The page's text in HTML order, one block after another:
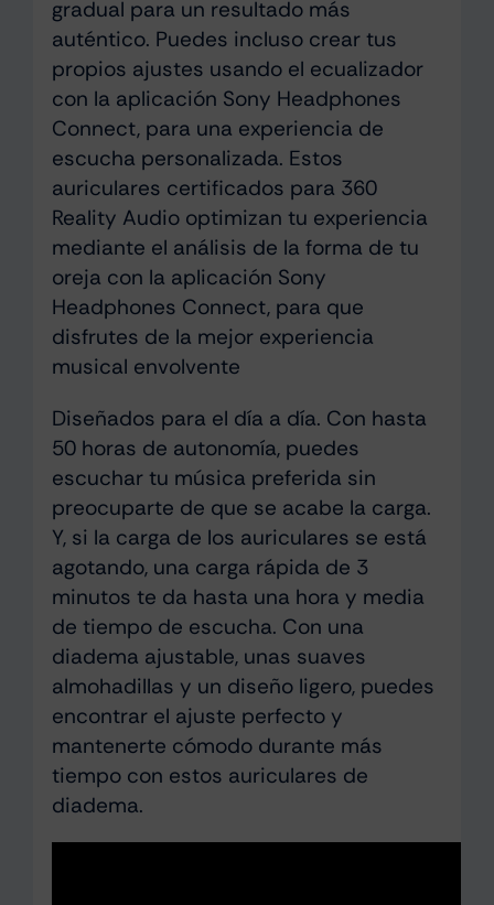
gradual para un resultado más
auténtico. Puedes incluso crear tus
propios ajustes usando el ecualizador
con la aplicación Sony Headphones
Connect, para una experiencia de
escucha personalizada. Estos
auriculares certificados para 360
Reality Audio optimizan tu experiencia
mediante el análisis de la forma de tu
oreja con la aplicación Sony
Headphones Connect, para que
disfrutes de la mejor experiencia
musical envolvente
Diseñados para el día a día. Con hasta
50 horas de autonomía, puedes
escuchar tu música preferida sin
preocuparte de que se acabe la carga.
Y, si la carga de los auriculares se está
agotando, una carga rápida de 3
minutos te da hasta una hora y media
de tiempo de escucha. Con una
diadema ajustable, unas suaves
almohadillas y un diseño ligero, puedes
encontrar el ajuste perfecto y
mantenerte cómodo durante más
tiempo con estos auriculares de
diadema.